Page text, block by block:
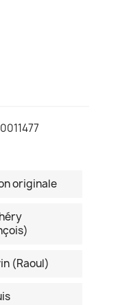
originale
(Raoul)